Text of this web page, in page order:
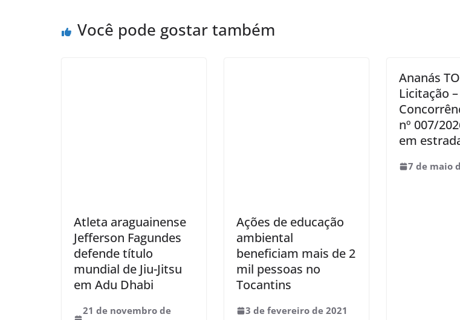
Você pode gostar também
Atleta araguainense
Jefferson Fagundes
defende título
mundial de Jiu-Jitsu
em Adu Dhabi
21 de novembro de
Ações de educação
ambiental
beneficiam mais de 2
mil pessoas no
Tocantins
3 de fevereiro de 2021
Ananás
Licitação –
nº 007/
em
7 de maio